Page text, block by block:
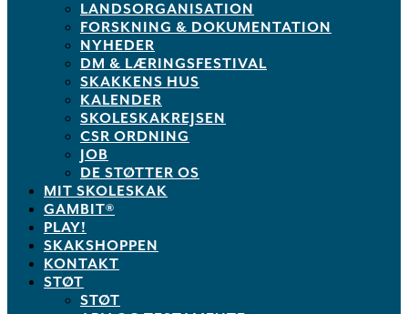
LANDSORGANISATION
FORSKNING & DOKUMENTATION
NYHEDER
DM & LÆRINGSFESTIVAL
SKAKKENS HUS
KALENDER
SKOLESKAKREJSEN
CSR ORDNING
JOB
DE STØTTER OS
MIT SKOLESKAK
GAMBIT®
PLAY!
SKAKSHOPPEN
KONTAKT
STØT
STØT